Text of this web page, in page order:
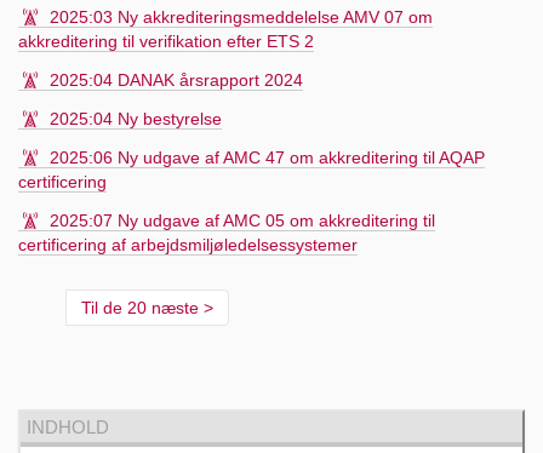
2025:03 Ny akkrediteringsmeddelelse AMV 07 om
akkreditering til verifikation efter ETS 2
2025:04 DANAK årsrapport 2024
2025:04 Ny bestyrelse
2025:06 Ny udgave af AMC 47 om akkreditering til AQAP
certificering
2025:07 Ny udgave af AMC 05 om akkreditering til
certificering af arbejdsmiljøledelsessystemer
Til de 20 næste
INDHOLD